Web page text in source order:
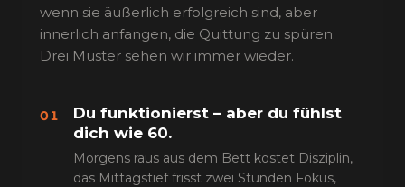
wenn sie äußerlich erfolgreich sind, aber
innerlich anfangen, die Quittung zu spüren.
Drei Muster sehen wir immer wieder.
01
Du funktionierst – aber du fühlst
dich wie 60.
Morgens raus aus dem Bett kostet Disziplin,
das Mittagstief frisst zwei Stunden Fokus,